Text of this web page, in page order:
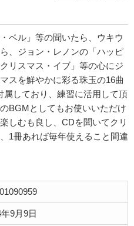
ベル」等の聞いたら、ウキウ
、ジョン・レノンの「ハッピ
リスマス・イブ」等の心にジ
スを鮮やかに彩る珠玉の16曲
属しており、練習に活用して頂
BGMとしてもお使いいただけ
しむも良し、CDを聞いてクリ
1冊あれば毎年使えること間違
9月9日